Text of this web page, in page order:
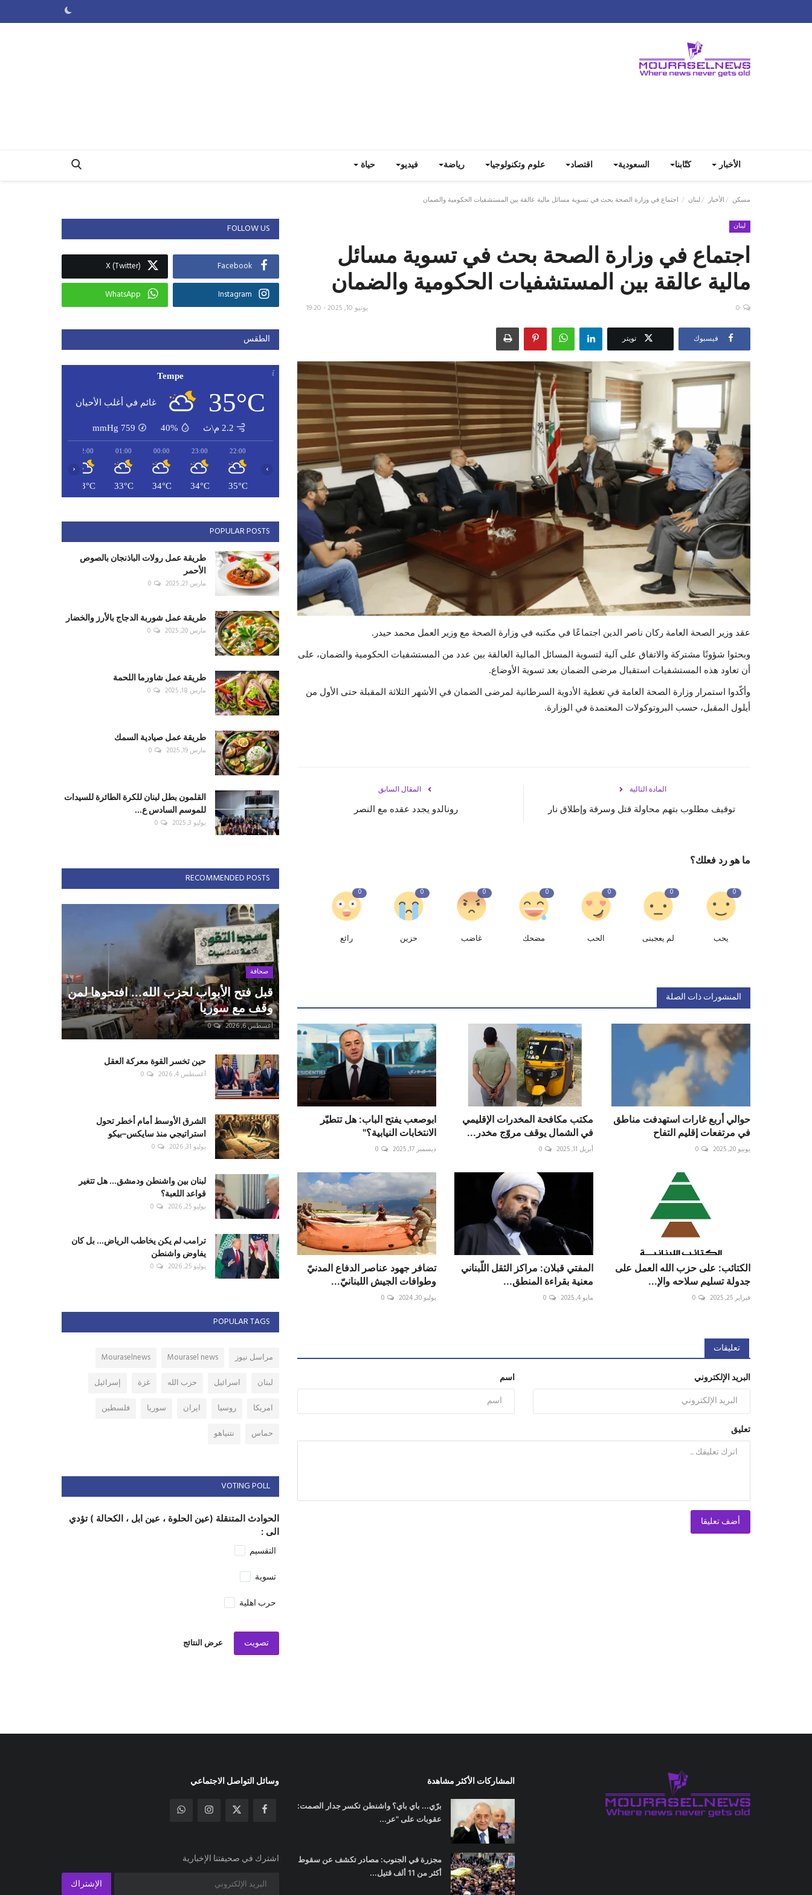
الأخبار كتّابنا السعودية اقتصاد علوم وتكنولوجيا رياضة فيديو حياة
مسكن الأخبار لبنان اجتماع في وزارة الصحة بحث في تسوية مسائل مالية عالقة بين المستشفيات الحكومية والضمان
لبنان
اجتماع في وزارة الصحة بحث في تسوية مسائل
مالية عالقة بين المستشفيات الحكومية والضمان
يونيو 10, 2025 - 19:20 0
فيسبوك تويتر
عقد وزير الصحة العامة ركان ناصر الدين اجتماعًا في مكتبه في وزارة الصحة مع وزير العمل محمد حيدر.
وبحثوا شؤونًا مشتركة والاتفاق على آلية لتسوية المسائل المالية العالقة بين عدد من المستشفيات الحكومية والضمان، على
أن تعاود هذه المستشفيات استقبال مرضى الضمان بعد تسوية الأوضاع.
وأكّدوا استمرار وزارة الصحة العامة في تغطية الأدوية السرطانية لمرضى الضمان في الأشهر الثلاثة المقبلة حتى الأول من
أيلول المقبل، حسب البروتوكولات المعتمدة في الوزارة.
المقال السابق
رونالدو يجدد عقده مع النصر
المادة التالية
توقيف مطلوب بتهم محاولة قتل وسرقة وإطلاق نار
ما هو رد فعلك؟
0
يحب
0
لم يعجبنى
0
الحب
0
مضحك
0
غاضب
0
حزين
0
رائع
المنشورات ذات الصلة
حوالي أربع غارات استهدفت مناطق
في مرتفعات إقليم التفاح
يونيو 20, 2025 0
مكتب مكافحة المخدرات الإقليمي
في الشمال يوقف مروّج مخدر...
أبريل 11, 2025 0
ابوصعب يفتح الباب: هل تتطيّر
الانتخابات النيابية؟"
ديسمبر 17, 2025 0
‎الكتائب: على حزب الله العمل على
جدولة تسليم سلاحه والإ...
فبراير 25, 2025 0
المفتي قبلان: مراكز الثقل اللّبناني
معنية بقراءة المنطق...
مايو 4, 2025 0
تضافر جهود عناصر الدفاع المدنيّ
وطوافات الجيش اللبنانيّ...
يوليو 30, 2024 0
تعليقات
اسم البريد الإلكتروني
تعليق
أضف تعليقا
FOLLOW US
Facebook
X (Twitter)
Instagram
WhatsApp
الطقس
Tempe
35°C غائم في أغلب الأحيان
2.2 م\ث 40%
759
mmHg
22:00
35°C
23:00
34°C
00:00
34°C
01:00
33°C
02:00
33°C
‹ ›
POPULAR POSTS
طريقة عمل رولات الباذنجان بالصوص
الأحمر
مارس 21, 2025 0
طريقة عمل شوربة الدجاج بالأرز والخضار
مارس 20, 2025 0
طريقة عمل شاورما اللحمة
مارس 18, 2025 0
طريقة عمل صيادية السمك
مارس 19, 2025 0
القلمون بطل لبنان للكرة الطائرة للسيدات
للموسم السادس ع...
يوليو 3, 2025 0
RECOMMENDED POSTS
صحافة
قبل فتح الأبواب لحزب الله... افتحوها لمن
وقف مع سوريا
أغسطس 6, 2026 0
حين تخسر القوة معركة العقل
أغسطس 4, 2026 0
الشرق الأوسط أمام أخطر تحول
استراتيجي منذ سايكس–بيكو
يوليو 31, 2026 0
لبنان بين واشنطن ودمشق... هل تتغير
قواعد اللعبة؟
يوليو 25, 2026 0
ترامب لم يكن يخاطب الرياض... بل كان
يفاوض واشنطن
يوليو 25, 2026 0
POPULAR TAGS
مراسل نيوز Mourasel news
Mouraselnews
لبنان
اسرائيل حزب الله غزة
إسرائيل
امريكا
روسيا ايران سوريا
فلسطين
حماس
نتنياهو
VOTING POLL
الحوادث المتنقلة (عين الحلوة ، عين ابل ، الكحالة ) تؤدي
الى :
التقسيم
تسوية
حرب اهلية
تصويت عرض النتائج
المشاركات الأكثر مشاهدة
برّي... باي باي؟ واشنطن تكسر جدار الصمت:
عقوبات على "عر...
مجزرة في الجنوب: مصادر تكشف عن سقوط
أكثر من 11 ألف قتيل...
وسائل التواصل الاجتماعي
اشترك في صحيفتنا الإخبارية
الإشتراك